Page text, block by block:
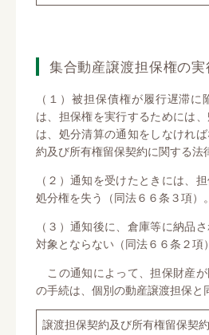
集合動産譲渡担保権の実
（１）被担保債権が履行遅滞
は、担保権を実行するためには
は、処分清算の通知をしなけれ
約及び所有権留保契約に関する法
（２）通知を受けたときには、
処分権を失う（同法６６条３項）。
（３）通知後に、倉庫等に納品
対象とならない（同法６６条２項
この通知によって、担保財産
の手続は、個別の動産譲渡担保と
譲渡担保契約及び所有権留保契